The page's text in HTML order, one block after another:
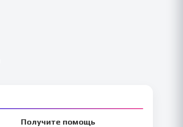
Получите помощь